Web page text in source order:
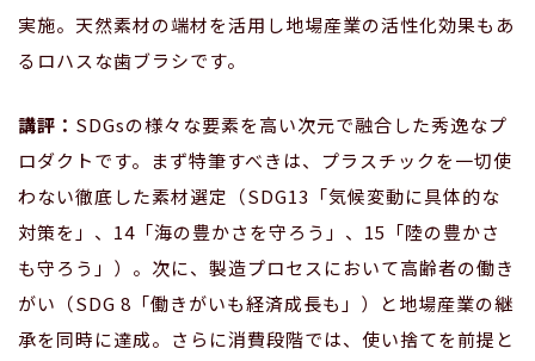
実施。天然素材の端材を活用し地場産業の活性化効果もあ
るロハスな歯ブラシです。
講評： SDGsの様々な要素を高い次元で融合した秀逸なプ
ロダクトです。まず特筆すべきは、プラスチックを一切使
わない徹底した素材選定（SDG13「気候変動に具体的な
対策を」、14「海の豊かさを守ろう」、15「陸の豊かさ
も守ろう」）。次に、製造プロセスにおいて高齢者の働き
がい（SDG 8「働きがいも経済成長も」）と地場産業の継
承を同時に達成。さらに消費段階では、使い捨てを前提と